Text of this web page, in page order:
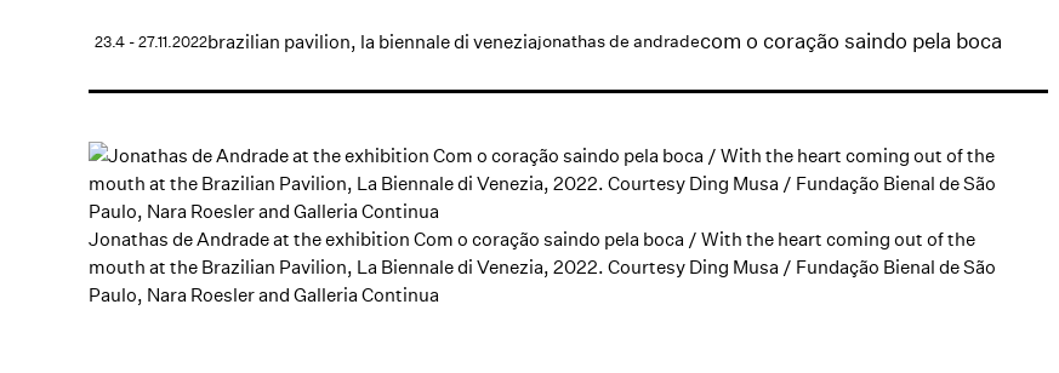
com o coração saindo pela boca
jonathas de andrade
brazilian pavilion, la biennale di venezia
23.4 - 27.11.2022
Jonathas de Andrade at the exhibition Com o coração saindo pela boca / With the heart coming out of the
mouth at the Brazilian Pavilion, La Biennale di Venezia, 2022. Courtesy Ding Musa / Fundação Bienal de São
Paulo, Nara Roesler and Galleria Continua